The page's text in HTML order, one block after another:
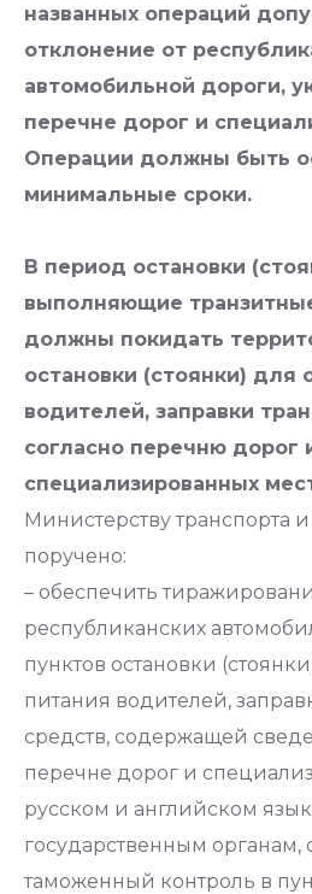
названных операций
отклонение от
автомобильной дороги,
перечне дорог и
Операции должны быть
минимальные сроки.
В период остановки
выполняющие
должны покидать
остановки (стоянки) для
водителей, заправки
согласно перечню дорог
специализированных
Министерству транспорта
поручено:
– обеспечить
республиканских
пунктов остановки
питания водителей,
средств, содержащей
перечне дорог и
русском и английском
государственным
таможенный контроль в